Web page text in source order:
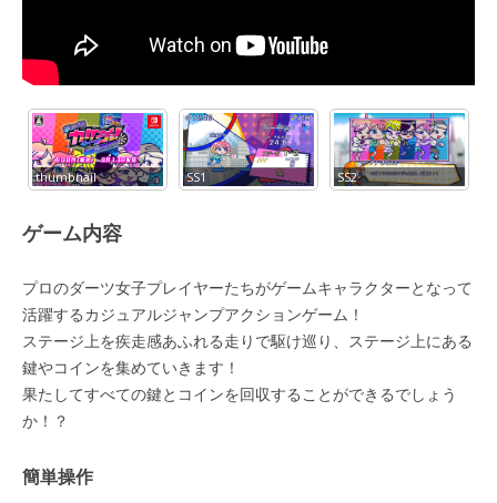
thumbnail SS1 SS2
ゲーム内容
プロのダーツ女子プレイヤーたちがゲームキャラクターとなって
活躍するカジュアルジャンプアクションゲーム！
ステージ上を疾走感あふれる走りで駆け巡り、ステージ上にある
鍵やコインを集めていきます！
果たしてすべての鍵とコインを回収することができるでしょう
か！？
簡単操作